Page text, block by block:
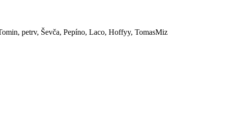
petrv, Ševča, Pepíno, Laco, Hoffyy, TomasMiz